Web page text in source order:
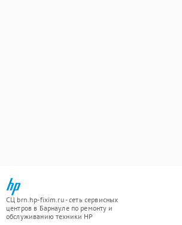
СЦ brn.hp-fixim.ru - сеть сервисных
центров в Барнауле по ремонту и
обслуживанию техники HP